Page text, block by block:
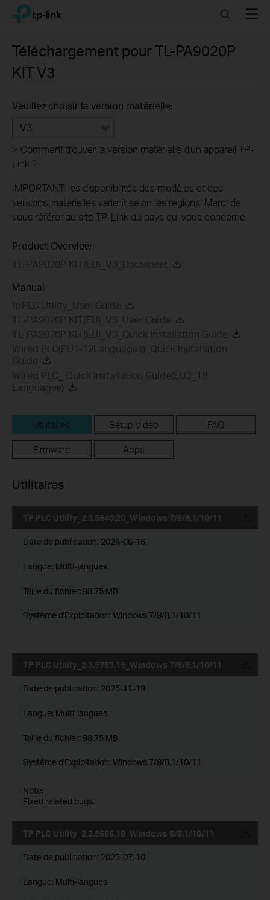
Click
the
navigation
TP-Link, Reliably Smart SearchMenu
Téléchargement pourTL-PA9020P
KITV3
Veuillez choisir la version matérielle:
V3
> Comment trouver la version matérielle d'un appareil TP-
Link ?
IMPORTANT: les disponibilités des modèles et des
versions matérielles varient selon les régions. Merci de
vous référer au site TP-Link du pays qui vous concerne.
Product Overview
TL-PA9020P KIT(EU)_V3_Datasheet
Manual
tpPLC Utility_User Guide
TL-PA9020P KIT(EU)_V3_User Guide
TL-PA9020P KIT(EU)_V3_Quick Installation Guide
Wired PLC(EU1-12Languages)_Quick Installation
Guide
Wired PLC_ Quick Installation Guide(EU2_18
Languages)
Utilitaires Setup Video FAQ
Firmware Apps
Utilitaires
TP PLC Utility_2.3.5940.20_Windows 7/8/8.1/10/11
Date de publication: 2026-06-16
Langue: Multi-langues
Taille du fichier: 98.75 MB
Système d'Exploitation: Windows 7/8/8.1/10/11
TP PLC Utility_2.3.5793.19_Windows 7/8/8.1/10/11
Date de publication: 2025-11-19
Langue: Multi-langues
Taille du fichier: 98.75 MB
Système d'Exploitation: Windows 7/8/8.1/10/11
Note:
Fixed related bugs.
TP PLC Utility_2.3.5686.18_Windows 8/8.1/10/11
Date de publication: 2025-07-10
Langue: Multi-langues